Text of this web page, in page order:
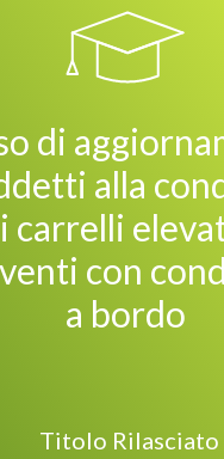
di
alla
carrelli
con
a bordo
Titolo Rilasciato